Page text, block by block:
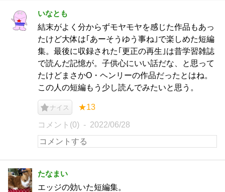
いなとも
結末がよく分からずモヤモヤを感じた作品もあっ
たけど大体は｢あーそうゆう事ね｣で楽しめた短編
集。最後に収録された｢更正の再生｣は昔学習雑誌
で読んだ記憶が。子供心にいい話だな、と思って
たけどまさかO・ヘンリーの作品だったとはね。
この人の短編もう少し読んでみたいと思う。
ナイス ★13
コメント(0) 2022/06/28
たなまい
エッジの効いた短編集。